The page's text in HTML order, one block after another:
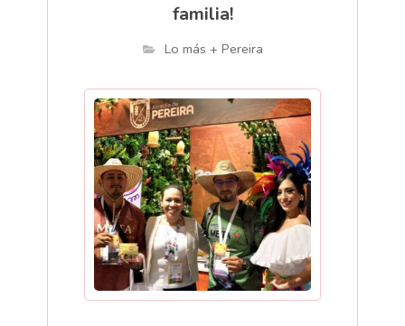
familia!
Lo más + Pereira